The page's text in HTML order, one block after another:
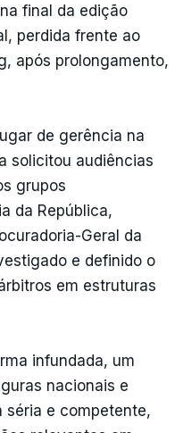
final da edição
perdida frente ao
após prolongamento,
de gerência na
solicitou audiências
grupos
da República,
Geral da
e definido o
em estruturas
infundada, um
nacionais e
séria e competente,